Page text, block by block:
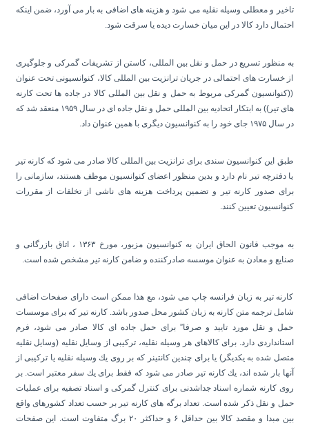
تاخیر و معطلی وسیله نقلیه می شود و هزینه های اضافی به بار می آورد، ضمن اینكه
احتمال دارد كالا در این میان خسارت دیده یا سرقت شود.
به منظور تسریع در حمل و نقل بین المللی، كاستن از تشریفات گمركی و جلوگیری
از خسارت های احتمالی در جریان ترانزیت بین المللی كالا، كنوانسیونی تحت عنوان
((كنوانسیون گمركی مربوط به حمل و نقل بین المللی كالا در جاده ها تحت كارنه
های تیر)) به ابتكار اتحادیه بین المللی حمل و نقل جاده ای در سال ۱۹۵۹ منعقد شد كه
در سال ۱۹۷۵ جای خود را به كنوانسیون دیگری با همین عنوان داد.
طبق این كنوانسیون سندی برای ترانزیت بین المللی كالا صادر می شود كه كارنه تیر
یا دفترچه تیر نام دارد و بدین منظور اعضای كنوانسیون موظف هستند، سازمانی را
برای صدور كارنه تیر و تضمین پرداخت هزینه های ناشی از تخلفات از مقررات
كنوانسیون تعیین کنند.
به موجب قانون الحاق ایران به كنوانسیون مزبور، مورخ ۱۳۶۳ ، اتاق بازرگانی و
صنایع و معادن به عنوان موسسه صادركننده و ضامن كارنه تیر مشخص شده است.
كارنه تیر به زبان فرانسه چاپ می شود، مع هذا ممكن است دارای صفحات اضافی
شامل ترجمه متن كارنه به زبان كشور محل صدور باشد. كارنه تیر كه برای موسسات
حمل و نقل مورد تایید و صرفا” برای حمل جاده ای كالا صادر می شود، فرم
استانداردی دارد. برای كالاهای هر وسیله نقلیه، تركیبی از وسایل نقلیه (وسایل نقلیه
متصل شده به یكدیگر) یا برای چندین كانتینر كه بر روی یك وسیله نقلیه یا تركیبی از
آنها بار شده اند، یك كارنه تیر صادر می شود كه فقط برای یك سفر معتبر است. بر
روی كارنه شماره اسناد جداشدنی برای كنترل گمركی و اسناد تصفیه برای عملیات
حمل و نقل ذكر شده است. تعداد برگه های كارنه تیر بر حسب تعداد كشورهای واقع
بین مبدا و مقصد كالا بین حداقل ۶ و حداكثر ۲۰ برگ متفاوت است. این صفحات